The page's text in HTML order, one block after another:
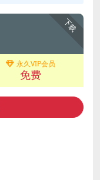
下载
永久VIP会员
免费